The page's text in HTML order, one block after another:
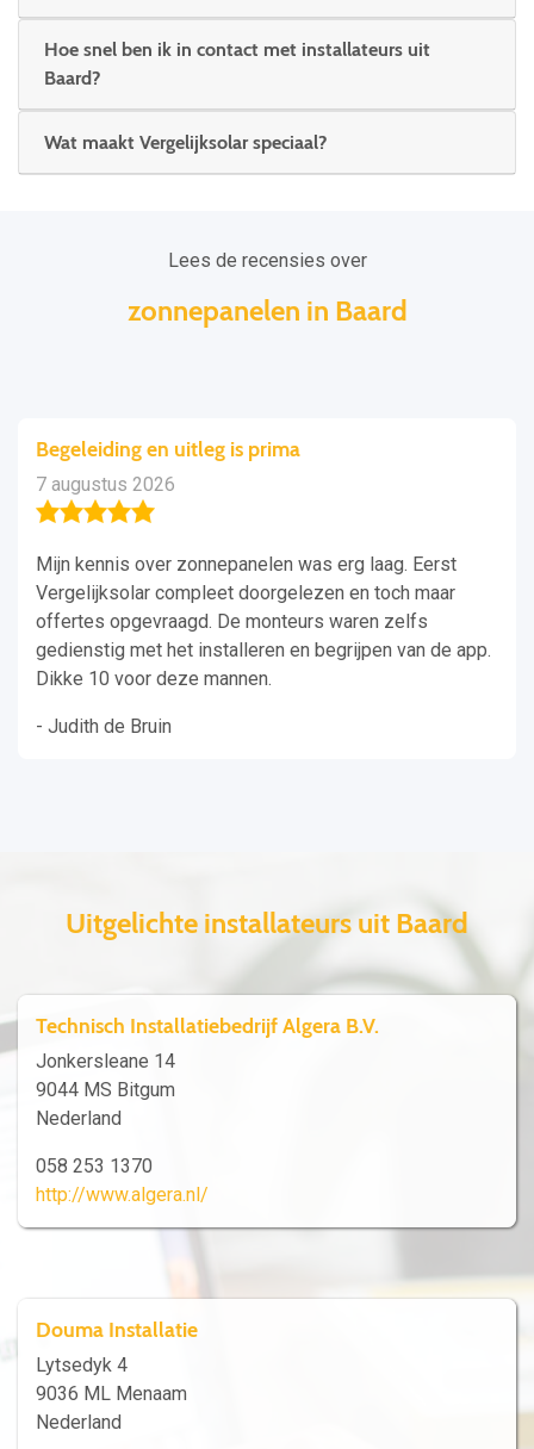
Hoe snel ben ik in contact met installateurs uit
Baard?
Wat maakt Vergelijksolar speciaal?
Lees de recensies over
zonnepanelen in Baard
Begeleiding en uitleg is prima
7 augustus 2026
Mijn kennis over zonnepanelen was erg laag. Eerst
Vergelijksolar compleet doorgelezen en toch maar
offertes opgevraagd. De monteurs waren zelfs
gedienstig met het installeren en begrijpen van de app.
Dikke 10 voor deze mannen.
- Judith de Bruin
Uitgelichte installateurs uit Baard
Technisch Installatiebedrijf Algera B.V.
Jonkersleane 14
9044 MS Bitgum
Nederland
058 253 1370
http://www.algera.nl/
Douma Installatie
Lytsedyk 4
9036 ML Menaam
Nederland